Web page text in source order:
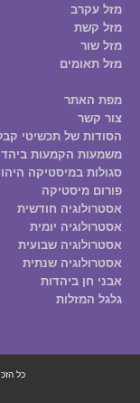
מזל עקרב
מזל קשת
מזל שור
מזל תאומים
מפת האתר
צור קשר
הסודות של תכשיטי
משמעות הקמעות
סגולות במיסטיקה
פורום מיסטיקה
אסטרולוגיה חודשית
אסטרולוגיה יומית
אסטרולוגיה שבועית
אסטרולוגיה שנתית
אבני חן ביהדות
גלגל המזלות
כל